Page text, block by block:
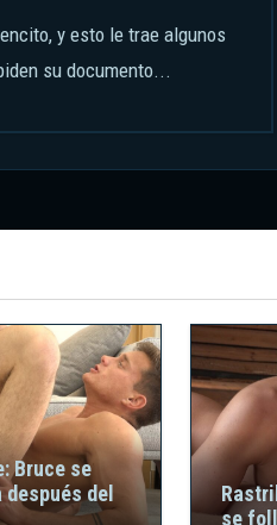
su documento...
Bruce se
del
se